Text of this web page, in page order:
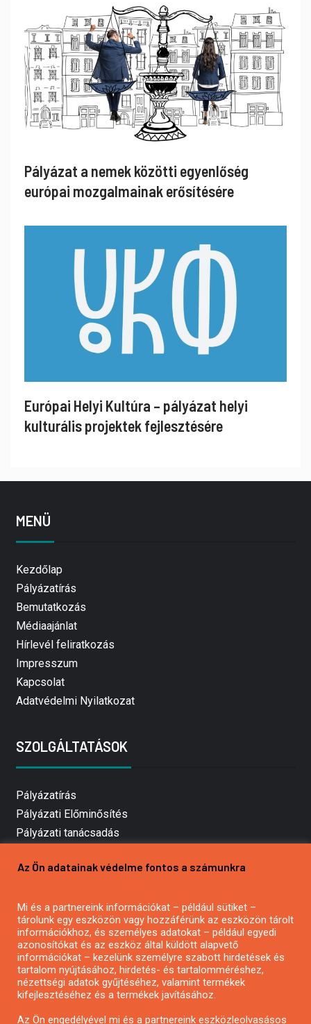
Pályázat a nemek közötti egyenlőség
európai mozgalmainak erősítésére
Európai Helyi Kultúra – pályázat helyi
kulturális projektek fejlesztésére
MENÜ
Kezdőlap
Pályázatírás
Bemutatkozás
Médiaajánlat
Hírlevél feliratkozás
Impresszum
Kapcsolat
Adatvédelmi Nyilatkozat
SZOLGÁLTATÁSOK
Pályázatírás
Pályázati Előminősítés
Pályázati tanácsadás
Mezőgazdasági pályázatírás
Pályázatírás civil szervezeteknek
Pályázatírás önkormányzatoknak
Pályázatfigyelés
Specifikus pályázatfigyelés vagy hírlevél
Az Ön adatainak védelme fontos a számunkra
Mi és a partnereink információkat – például sütiket –
tárolunk egy eszközön vagy hozzáférünk az eszközön tárolt
információkhoz, és személyes adatokat – például egyedi
azonosítókat és az eszköz által küldött alapvető
információkat – kezelünk személyre szabott hirdetések és
tartalom nyújtásához, hirdetés- és tartalomméréshez,
nézettségi adatok gyűjtéséhez, valamint termékek
kifejlesztéséhez és a termékek javításához.
Az Ön engedélyével mi és a partnereink eszközleolvasásos